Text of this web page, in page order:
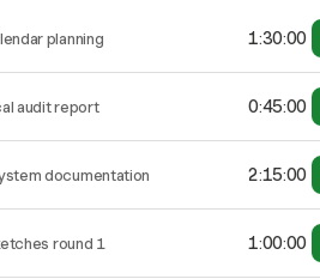
planning 1:30:00
audit report 0:45:00
documentation 2:15:00
round 1 1:00:00